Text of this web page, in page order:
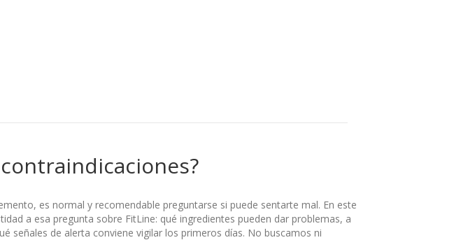
es normal y recomendable preguntarse si puede sentarte mal. En este
a esa pregunta sobre FitLine: qué ingredientes pueden dar problemas, a
señales de alerta conviene vigilar los primeros días. No buscamos ni